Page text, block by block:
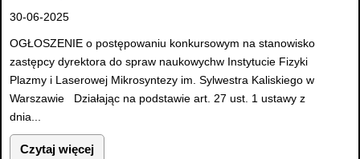
30-06-2025
OGŁOSZENIE o postępowaniu konkursowym na stanowisko
zastępcy dyrektora do spraw naukowychw Instytucie Fizyki
Plazmy i Laserowej Mikrosyntezy im. Sylwestra Kaliskiego w
Warszawie Działając na podstawie art. 27 ust. 1 ustawy z
dnia...
Czytaj więcej